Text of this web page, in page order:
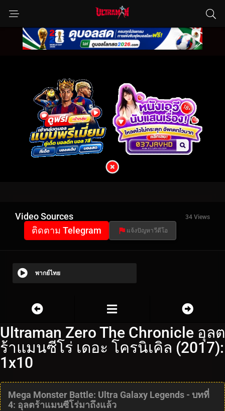
Video Sources 34 Views
ติดตาม Telegram แจ้งปัญหาวีดีโอ
พากย์ไทย
Ultraman Zero The Chronicle อุลต
ร้าแมนซีโร่ เดอะ โครนิเคิล (2017):
1x10
Mega Monster Battle: Ultra Galaxy Legends - บทที่
4: อุลตร้าแมนซีโร่มาถึงแล้ว